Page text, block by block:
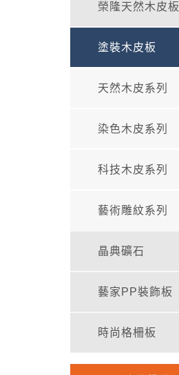
榮隆天然木皮板
塗裝木皮板
天然木皮系列
染色木皮系列
科技木皮系列
藝術雕紋系列
晶典礦石
藝家PP裝飾板
時尚格柵板